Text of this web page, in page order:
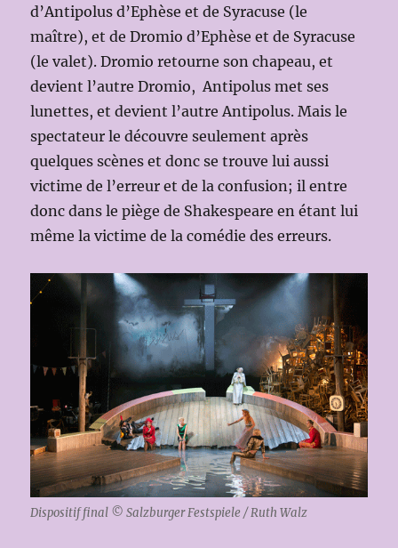
d’Antipolus d’Ephèse et de Syracuse (le
maître), et de Dromio d’Ephèse et de Syracuse
(le valet). Dromio retourne son chapeau, et
devient l’autre Dromio, Antipolus met ses
lunettes, et devient l’autre Antipolus. Mais le
spectateur le découvre seulement après
quelques scènes et donc se trouve lui aussi
victime de l’erreur et de la confusion; il entre
donc dans le piège de Shakespeare en étant lui
même la victime de la comédie des erreurs.
Dispositif final © Salzburger Festspiele / Ruth Walz